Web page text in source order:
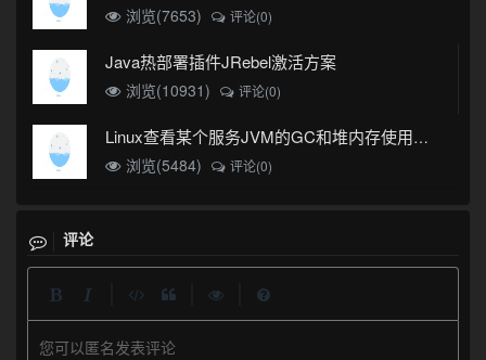
浏览(7653) 评论(0)
Java热部署插件JRebel激活方案
浏览(10931) 评论(0)
Linux查看某个服务JVM的GC和堆内存使用情况
浏览(5484)
评论(0)
评论
您可以匿名发表评论